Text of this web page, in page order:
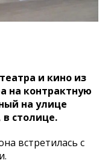
и кино из
на контрактную
на улице
столице.
встретилась с